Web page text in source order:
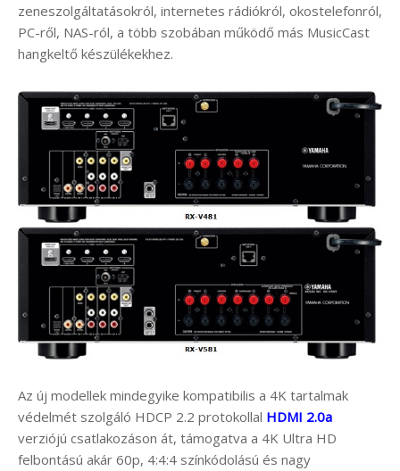
zeneszolgáltatásokról, internetes rádiókról, okostelefonról,
PC-ről, NAS-ról, a több szobában működő más MusicCast
hangkeltő készülékekhez.
Az új modellek mindegyike kompatibilis a 4K tartalmak
védelmét szolgáló HDCP 2.2 protokollal HDMI 2.0a
verziójú csatlakozáson át, támogatva a 4K Ultra HD
felbontású akár 60p, 4:4:4 színkódolású és nagy